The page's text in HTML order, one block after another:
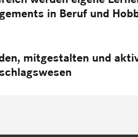
in Beruf und
mitgestalten und